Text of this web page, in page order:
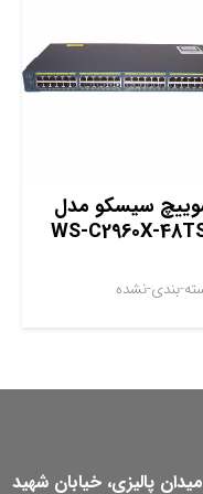
سيسکو مدل
WS-C2960X-
بندی-نشده
پالیزی، خیابان شهید